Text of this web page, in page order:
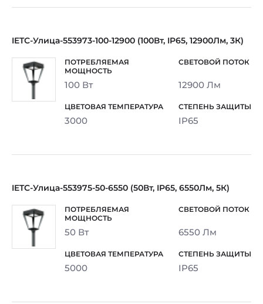
IETC-Улица-553973-100-12900 (100Вт, IP65, 12900Лм, 3К)
100 Вт 12900 Лм
3000 IP65
IETC-Улица-553975-50-6550 (50Вт, IP65, 6550Лм, 5К)
50 Вт 6550 Лм
5000 IP65